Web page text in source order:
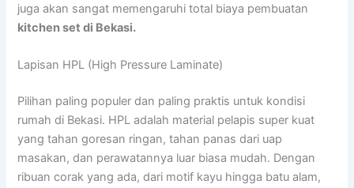
juga akan sangat memengaruhi total biaya pembuatan
kitchen set di Bekasi.
Lapisan HPL (High Pressure Laminate)
Pilihan paling populer dan paling praktis untuk kondisi
rumah di Bekasi. HPL adalah material pelapis super kuat
yang tahan goresan ringan, tahan panas dari uap
masakan, dan perawatannya luar biasa mudah. Dengan
ribuan corak yang ada, dari motif kayu hingga batu alam,